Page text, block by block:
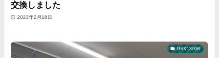
交換しました
2023年2月18日
GSX1300R